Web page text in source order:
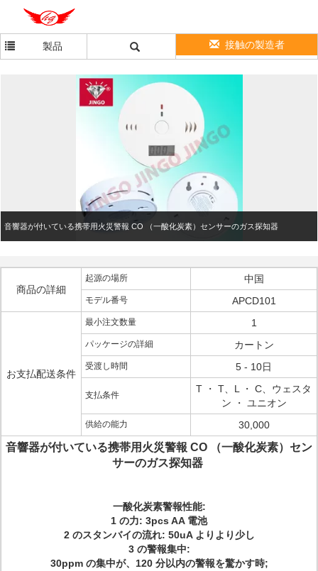
製品 接触の製造者
音響器が付いている携帯用火災警報 CO （一酸化炭素）センサーのガス探知器
商品の詳細
起源の場所 中国
モデル番号 APCD101
お支払配送条件
最小注文数量 1
パッケージの詳細 カートン
受渡し時間 5 - 10日
支払条件
T ・ T、L ・ C、ウェスタ
ン ・ ユニオン
供給の能力 30,000
音響器が付いている携帯用火災警報 CO （一酸化炭素）セン
サーのガス探知器
一酸化炭素警報性能:
1 の力: 3pcs AA 電池
2 のスタンバイの流れ: 50uA よりより少し
3 の警報集中:
30ppm の集中が、120 分以内の警報を驚かす時;